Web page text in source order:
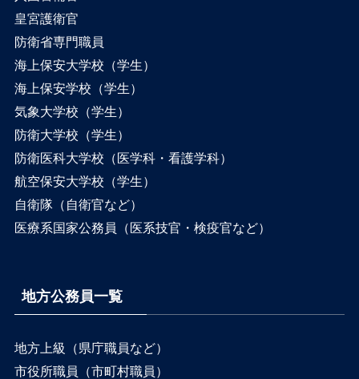
皇宮護衛官
防衛省専門職員
海上保安大学校（学生）
海上保安学校（学生）
気象大学校（学生）
防衛大学校（学生）
防衛医科大学校（医学科・看護学科）
航空保安大学校（学生）
自衛隊（自衛官など）
医療系国家公務員（医系技官・検疫官など）
地方公務員一覧
地方上級（県庁職員など）
市役所職員（市町村職員）